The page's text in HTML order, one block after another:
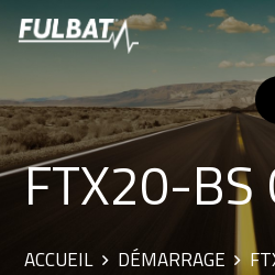
FTX20-BS
ACCUEIL DÉMARRAGE